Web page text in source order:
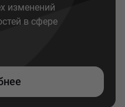
изменений
в сфере